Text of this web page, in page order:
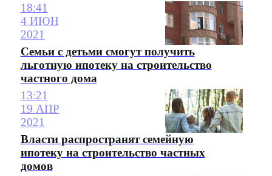
18:41
4 ИЮН
2021
Семьи с детьми смогут получить
льготную ипотеку на строительство
частного дома
13:21
19 АПР
2021
Власти распространят семейную
ипотеку на строительство частных
домов